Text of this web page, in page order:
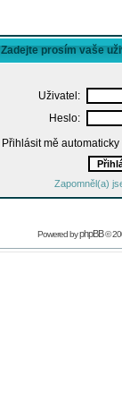
Zadejte prosím vaše
Uživatel:
Heslo:
Přihlásit mě
Zapomněl(a)
Powered byphpBB©